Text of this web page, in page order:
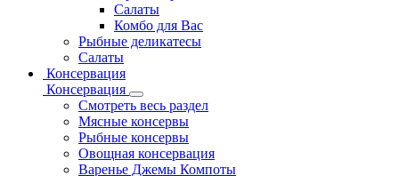
Салаты
Комбо для Вас
Рыбные деликатесы
Салаты
Консервация
Консервация
Смотреть весь раздел
Мясные консервы
Рыбные консервы
Овощная консервация
Варенье Джемы Компоты